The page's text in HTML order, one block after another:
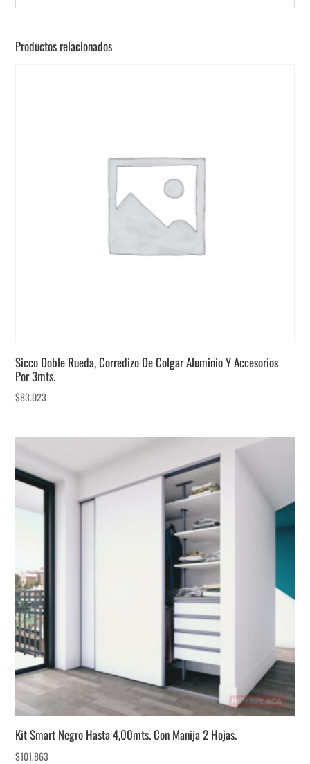
Productos relacionados
Sicco Doble Rueda, Corredizo De Colgar Aluminio Y Accesorios
Por 3mts.
$83.023
Kit Smart Negro Hasta 4,00mts. Con Manija 2 Hojas.
$101.863